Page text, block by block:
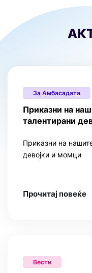
За Амбасадата
Приказни на
талентирани
Приказни на
девојки и момци
Прочитај повеќе
Вести